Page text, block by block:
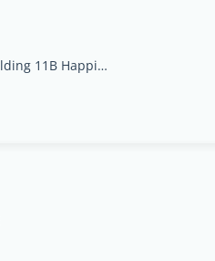
06, 11B Happiness Street, CityWalk, DubaiPrivate Wolf, Building 11B Happiness St - Al Wasl - Dubai